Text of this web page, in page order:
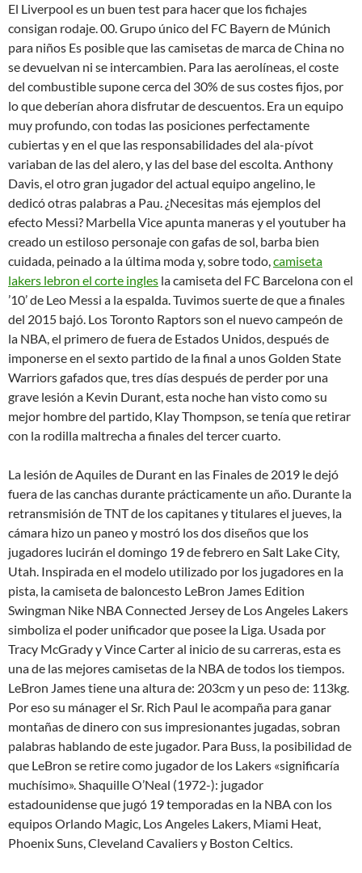
El Liverpool es un buen test para hacer que los fichajes
consigan rodaje. 00. Grupo único del FC Bayern de Múnich
para niños Es posible que las camisetas de marca de China no
se devuelvan ni se intercambien. Para las aerolíneas, el coste
del combustible supone cerca del 30% de sus costes fijos, por
lo que deberían ahora disfrutar de descuentos. Era un equipo
muy profundo, con todas las posiciones perfectamente
cubiertas y en el que las responsabilidades del ala-pívot
variaban de las del alero, y las del base del escolta. Anthony
Davis, el otro gran jugador del actual equipo angelino, le
dedicó otras palabras a Pau. ¿Necesitas más ejemplos del
efecto Messi? Marbella Vice apunta maneras y el youtuber ha
creado un estiloso personaje con gafas de sol, barba bien
cuidada, peinado a la última moda y, sobre todo,camiseta
lakers lebron el corte ingles la camiseta del FC Barcelona con el
’10’ de Leo Messi a la espalda. Tuvimos suerte de que a finales
del 2015 bajó. Los Toronto Raptors son el nuevo campeón de
la NBA, el primero de fuera de Estados Unidos, después de
imponerse en el sexto partido de la final a unos Golden State
Warriors gafados que, tres días después de perder por una
grave lesión a Kevin Durant, esta noche han visto como su
mejor hombre del partido, Klay Thompson, se tenía que retirar
con la rodilla maltrecha a finales del tercer cuarto.
La lesión de Aquiles de Durant en las Finales de 2019 le dejó
fuera de las canchas durante prácticamente un año. Durante la
retransmisión de TNT de los capitanes y titulares el jueves, la
cámara hizo un paneo y mostró los dos diseños que los
jugadores lucirán el domingo 19 de febrero en Salt Lake City,
Utah. Inspirada en el modelo utilizado por los jugadores en la
pista, la camiseta de baloncesto LeBron James Edition
Swingman Nike NBA Connected Jersey de Los Angeles Lakers
simboliza el poder unificador que posee la Liga. Usada por
Tracy McGrady y Vince Carter al inicio de su carreras, esta es
una de las mejores camisetas de la NBA de todos los tiempos.
LeBron James tiene una altura de: 203cm y un peso de: 113kg.
Por eso su mánager el Sr. Rich Paul le acompaña para ganar
montañas de dinero con sus impresionantes jugadas, sobran
palabras hablando de este jugador. Para Buss, la posibilidad de
que LeBron se retire como jugador de los Lakers «significaría
muchísimo». Shaquille O’Neal (1972-): jugador
estadounidense que jugó 19 temporadas en la NBA con los
equipos Orlando Magic, Los Angeles Lakers, Miami Heat,
Phoenix Suns, Cleveland Cavaliers y Boston Celtics.